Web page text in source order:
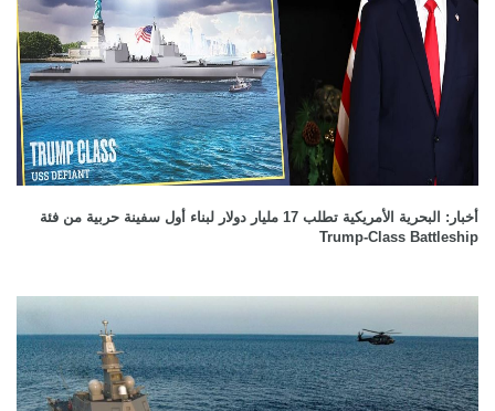
أخبار: البحرية الأمريكية تطلب 17 مليار دولار لبناء أول سفينة حربية من فئة
Trump-Class Battleship